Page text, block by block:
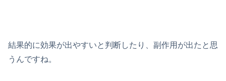
結果的に効果が出やすいと判断したり、副作用が出たと思
うんですね。